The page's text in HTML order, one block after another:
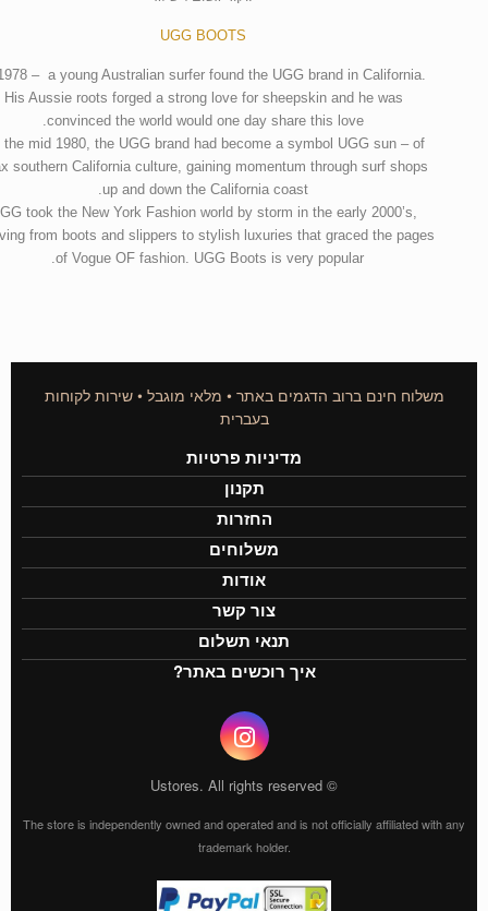
UGG BOOTS
– a young Australian surfer found the UGG brand in California.
His Aussie roots forged a strong love for sheepskin and he was
convinced the world would one day share this love.
the mid 1980, the UGG brand had become a symbol UGG sun – of
southern California culture, gaining momentum through surf shops
up and down the California coast.
took the New York Fashion world by storm in the early 2000’s,
from boots and slippers to stylish luxuries that graced the pages
of Vogue OF fashion. UGG Boots is very popular.
משלוח חינם ברוב הדגמים באתר • מלאי מוגבל • שירות לקוחות
בעברית
מדיניות פרטיות
תקנון
החזרות
משלוחים
אודות
צור קשר
תנאי תשלום
איך רוכשים באתר?
© Ustores. All rights reserved
The store is independently owned and operated and is not officially affiliated with any
trademark holder.